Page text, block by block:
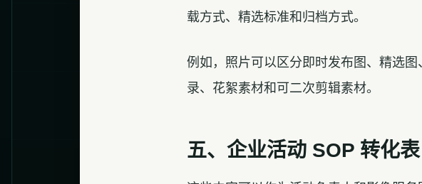
载方式、精选标准和归档方式。
例如，照片可以区分即时发布图、精选
录、花絮素材和可二次剪辑素材。
五、企业活动 SOP 转化表